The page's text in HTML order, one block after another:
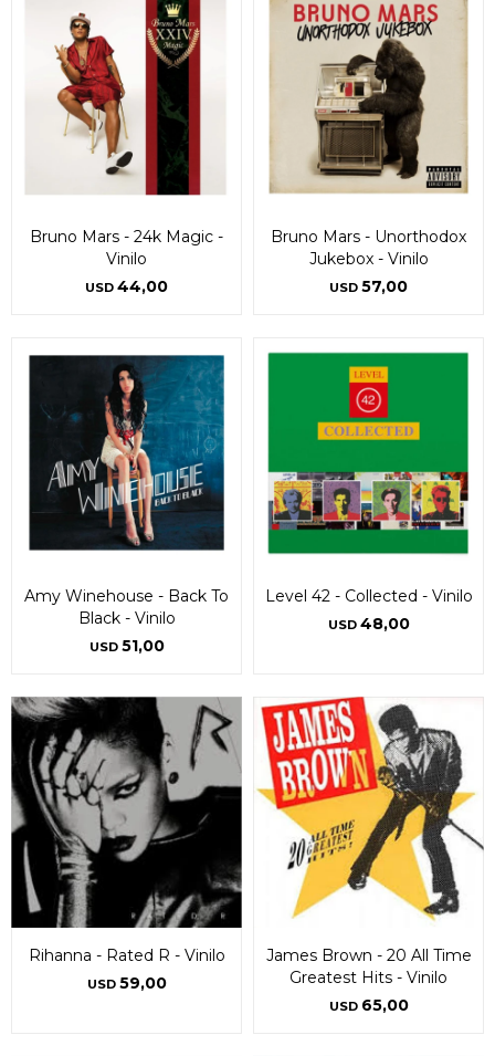
Bruno Mars - 24k Magic -
Vinilo
USD 44,00
Bruno Mars - Unorthodox
Jukebox - Vinilo
USD 57,00
Amy Winehouse - Back To
Black - Vinilo
USD 51,00
Level 42 - Collected - Vinilo
USD 48,00
Rihanna - Rated R - Vinilo
USD 59,00
James Brown - 20 All Time
Greatest Hits - Vinilo
USD 65,00